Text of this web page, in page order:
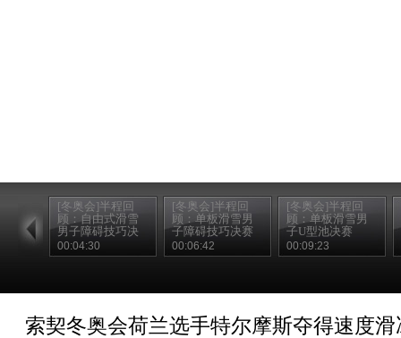
[冬奥会]半程回
顾：自由式滑雪
男子障碍技巧决
赛
00:04:30
[冬奥会]半程回
顾：单板滑雪男
子障碍技巧决赛
00:06:42
[冬奥会]半程回
顾：单板滑雪男
子U型池决赛
00:09:23
索契冬奥会荷兰选手特尔摩斯夺得速度